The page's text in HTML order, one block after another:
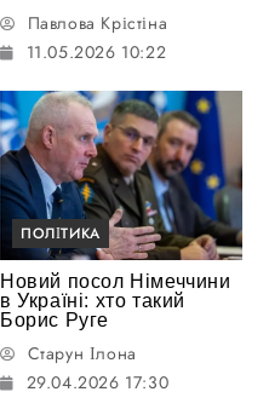
Павлова Крістіна
11.05.2026 10:22
ПОЛІТИКА
Новий посол Німеччини
в Україні: хто такий
Борис Руге
Старун Ілона
29.04.2026 17:30